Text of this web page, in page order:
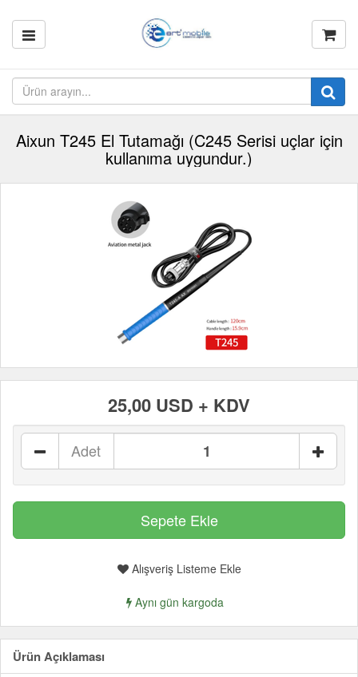
Aixun T245 El Tutamağı (C245 Serisi uçlar için
kullanıma uygundur.)
25,00 USD + KDV
Adet
Alışveriş Listeme Ekle
Aynı gün kargoda
Ürün Açıklaması